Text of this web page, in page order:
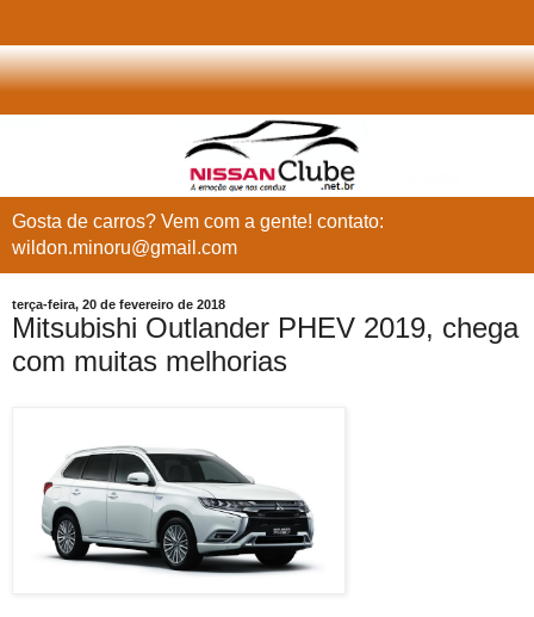
Gosta de carros? Vem com a gente! contato:
wildon.minoru@gmail.com
terça-feira, 20 de fevereiro de 2018
Mitsubishi Outlander PHEV 2019, chega
com muitas melhorias